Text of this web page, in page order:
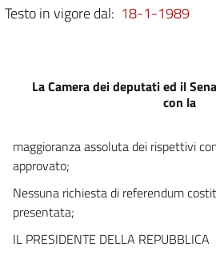
11
14
Testo in vigore dal: 18-1-1989
La Camera dei deputati ed il
con la
maggioranza assoluta dei rispettivi
approvato;
Nessuna richiesta di referendum
presentata;
IL PRESIDENTE DELLA REPUBBLICA